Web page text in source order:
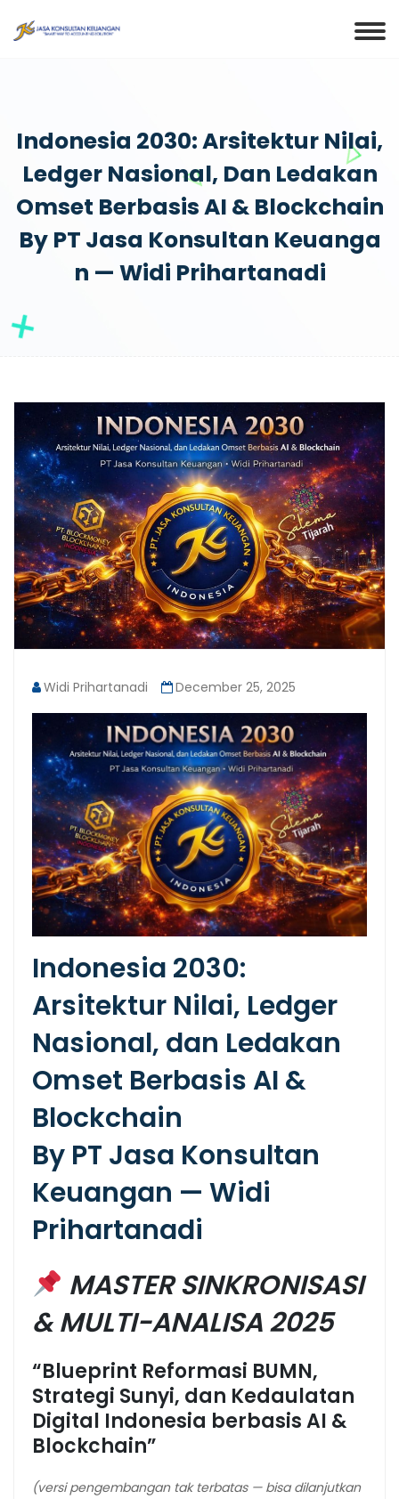
Indonesia 2030: Arsitektur Nilai,
Ledger Nasional, Dan Ledakan
Omset Berbasis AI & Blockchain
By PT Jasa Konsultan Keuanga
N — Widi Prihartanadi
Widi Prihartanadi December 25, 2025
Indonesia 2030:
Arsitektur Nilai, Ledger
Nasional, dan Ledakan
Omset Berbasis AI &
Blockchain
By PT Jasa Konsultan
Keuangan — Widi
Prihartanadi
MASTER SINKRONISASI
& MULTI-ANALISA 2025
“Blueprint Reformasi BUMN,
Strategi Sunyi, dan Kedaulatan
Digital Indonesia berbasis AI &
Blockchain”
(versi pengembangan tak terbatas — bisa dilanjutkan